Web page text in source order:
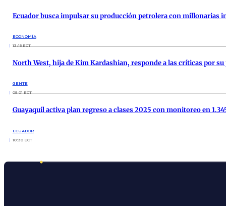
Ecuador busca impulsar su producción petrolera con millonarias
ECONOMÍA
13:18 ECT
North West, hija de Kim Kardashian, responde a las críticas por su
GENTE
08:01 ECT
Guayaquil activa plan regreso a clases 2025 con monitoreo en
ECUADOR
10:30 ECT